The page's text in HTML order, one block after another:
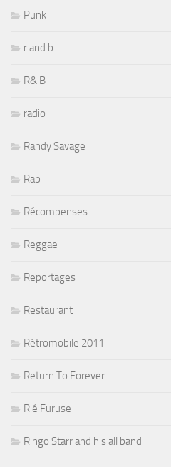
Punk
r and b
R& B
radio
Randy Savage
Rap
Récompenses
Reggae
Reportages
Restaurant
Rétromobile 2011
Return To Forever
Rié Furuse
Ringo Starr and his all band